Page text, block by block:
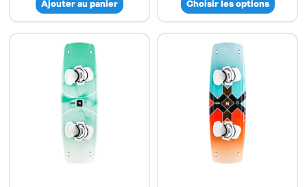
Ajouter au panier Choisir les options